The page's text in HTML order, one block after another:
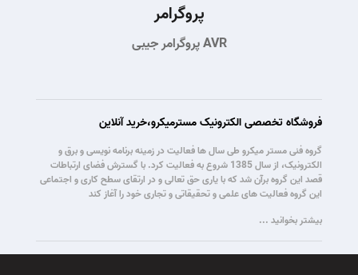
پروگرامر
پروگرامر جیبی AVR
فروشگاه تخصصی الکترونیک مسترمیکرو،خرید آنلاین
گروه فنی مستر میکرو طی سال ها فعالیت در زمینه برنامه نویسی و برق و
الکترونیک، از سال 1385 شروع به فعالیت کرد. با گسترش فضای ارتباطات
قصد این گروه برآن شد که با یاری حق تعالی و در ارتقای سطح کاری و اجتماعی
این گروه فعالیت های علمی و تحقیقاتی و تجاری خود را آغاز کند
بیشتر بخوانید ...